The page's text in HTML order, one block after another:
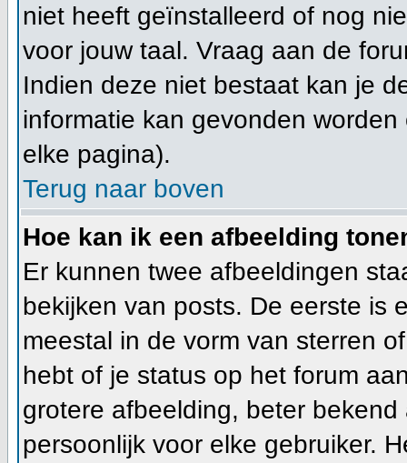
niet heeft geïnstalleerd of nog
voor jouw taal. Vraag aan de
Indien deze niet bestaat kan je
informatie kan gevonden
elke pagina).
Terug naar boven
Hoe kan ik een afbeelding
Er kunnen twee afbeeldingen
bekijken van posts. De eerste is
meestal in de vorm van sterren
hebt of je status op het forum
grotere afbeelding, beter
persoonlijk voor elke gebruiker.